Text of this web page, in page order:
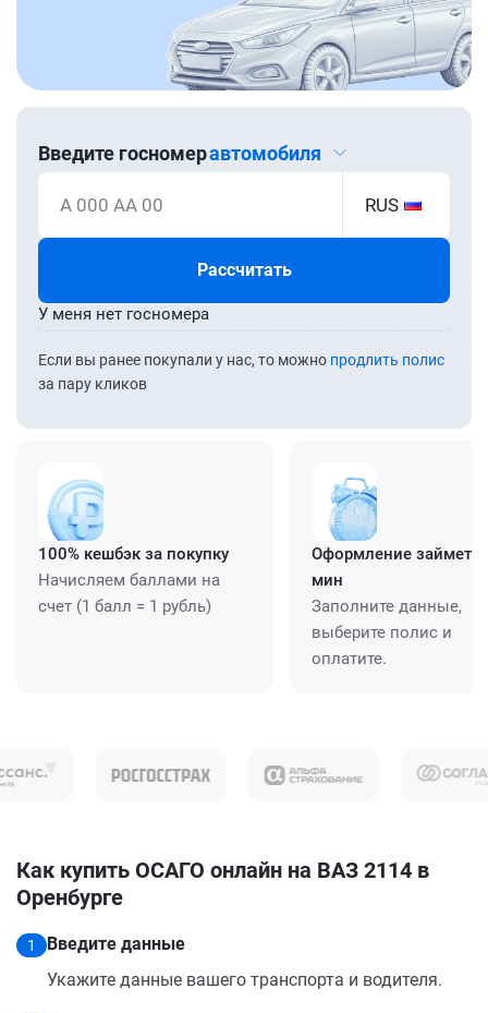
Введите госномеравтомобиля
А 000 АА 00 RUS
Рассчитать
Если вы ранее покупали у нас, то можно продлить полис
за пару кликов
У меня нет госномера
100% кешбэк за покупку
Начисляем баллами на
счет (1 балл = 1 рубль)
Оформление займет
мин
Заполните данные,
выберите полис и
оплатите.
Как купить ОСАГО онлайн на ВАЗ 2114 в
Оренбурге
1
Введите данные
Укажите данные вашего транспорта и водителя.